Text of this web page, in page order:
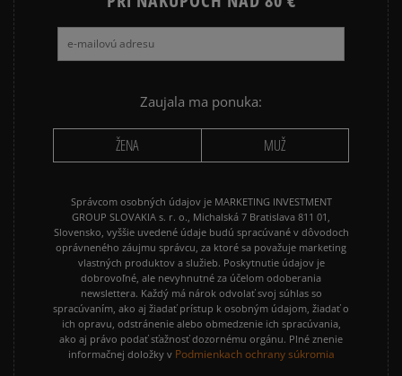
Zaujala ma ponuka:
ŽENA MUŽ
Správcom osobných údajov je MARKETING INVESTMENT
GROUP SLOVAKIA s. r. o., Michalská 7 Bratislava 811 01,
Slovensko, vyššie uvedené údaje budú spracúvané v dôvodoch
oprávneného záujmu správcu, za ktoré sa považuje marketing
vlastných produktov a služieb. Poskytnutie údajov je
dobrovoľné, ale nevyhnutné za účelom odoberania
newslettera. Každý má nárok odvolať svoj súhlas so
spracúvaním, ako aj žiadať prístup k osobným údajom, žiadať o
ich opravu, odstránenie alebo obmedzenie ich spracúvania,
ako aj právo podať sťažnosť dozornému orgánu. Plné znenie
informačnej doložky v Podmienkach ochrany súkromia